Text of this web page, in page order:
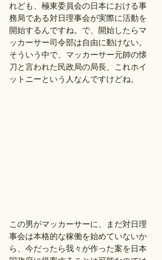
れども、極東委員会の日本における事
務局である対日理事会が実際に活動を
開始するんですね。で、開始したらマ
ッカーサー司令部は自由に動けない。
そういう中で、マッカーサー元帥の懐
刀と言われた民政局の局長、これホイ
ットニーという人なんですけどね。
この男がマッカーサーに、まだ対日理
事会は本格的な稼働を始めていないか
ら、今だったら我々が作った案を日本